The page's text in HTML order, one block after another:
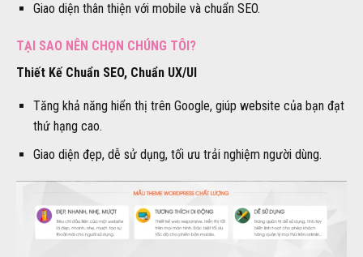
Giao diện thân thiện với mobile và chuẩn SEO.
TẠI SAO NÊN CHỌN CHÚNG TÔI?
Thiết Kế Chuẩn SEO, Chuẩn UX/UI
Tăng khả năng hiển thị trên Google, giúp website của bạn đạt
thứ hạng cao.
Giao diện đẹp, dễ sử dụng, tối ưu trải nghiệm người dùng.